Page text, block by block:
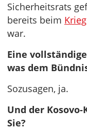
Sicherheitsrats
bereits beim
war.
Eine
was dem
Sozusagen, ja.
Und der
Sie?